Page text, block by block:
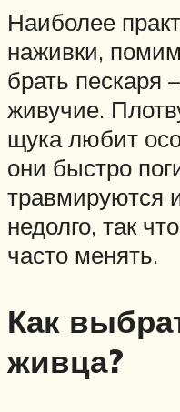
Наиболее
наживки,
брать пескаря
живучие.
щука любит
они быстро
травмируются
недолго, так
часто менять.
Как
живца?